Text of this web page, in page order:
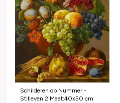
Schilderen op Nummer -
Stilleven 2 Maat:40x50 cm